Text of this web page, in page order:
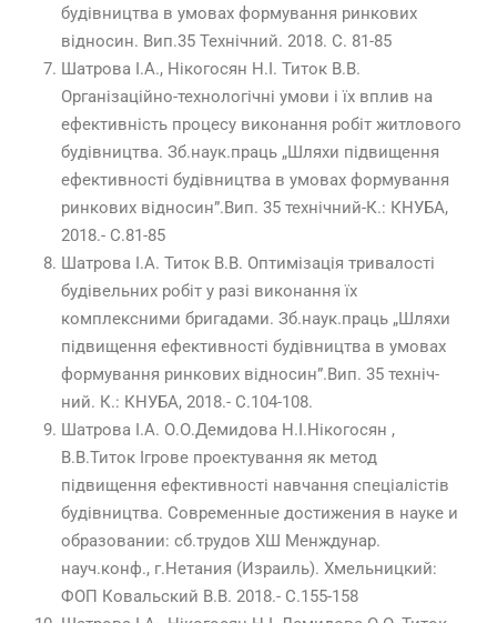
будівництва в умовах формування ринкових
відносин. Вип.35 Технічний. 2018. С. 81-85
Шатрова І.А., Нікогосян Н.І. Титок В.В.
Організаційно-технологічні умови і їх вплив на
ефективність процесу виконання робіт житлового
будівництва. Зб.наук.праць „Шляхи підвищення
ефективності будівництва в умовах формування
ринкових відносин”.Вип. 35 технічний-К.: КНУБА,
2018.- С.81-85
Шатрова І.А. Титок В.В. Оптимізація тривалості
будівельних робіт у разі виконання їх
комплексними бригадами. Зб.наук.праць „Шляхи
підвищення ефективності будівництва в умовах
формування ринкових відносин”.Вип. 35 техніч-
ний. К.: КНУБА, 2018.- С.104-108.
Шатрова І.А. О.О.Демидова Н.І.Нікогосян ,
В.В.Титок Ігрове проектування як метод
підвищення ефективності навчання спеціалістів
будівництва. Современные достижения в науке и
образовании: сб.трудов ХШ Менждунар.
науч.конф., г.Нетания (Израиль). Хмельницкий:
ФОП Ковальский В.В. 2018.- С.155-158